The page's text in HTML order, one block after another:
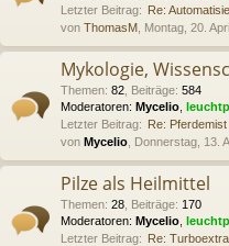
Letzter Beitrag: Re:
von ThomasM , Montag, 20.
Mykologie,
Themen: 82 Beiträge: 584
Moderatoren: Mycelio
Letzter Beitrag: Re:
von Mycelio , Donnerstag, 13.
Pilze als Heilmittel
Themen: 28 Beiträge: 170
Moderatoren: Mycelio
Letzter Beitrag: Re: